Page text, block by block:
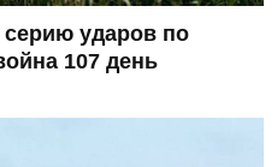
ударов по
107 день